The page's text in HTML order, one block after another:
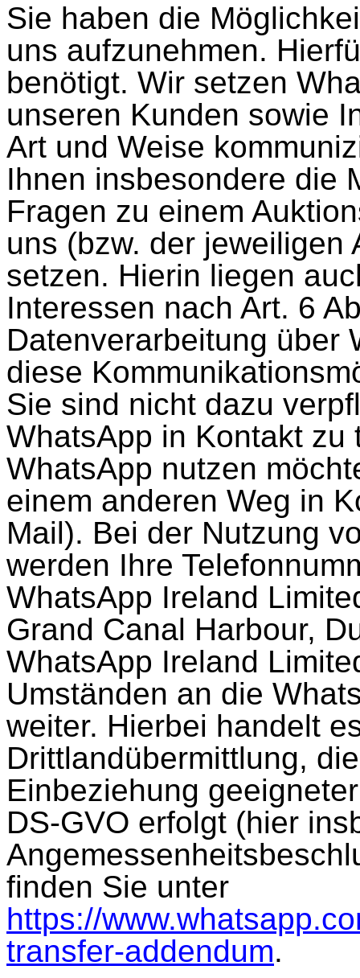
Sie haben die
uns aufzunehmen.
benötigt. Wir setzen
unseren Kunden sowie
Art und Weise
Ihnen insbesondere die
Fragen zu einem
uns (bzw. der jeweiligen
setzen. Hierin liegen
Interessen nach Art. 6
Datenverarbeitung über
diese
Sie sind nicht dazu
WhatsApp in Kontakt zu
WhatsApp nutzen
einem anderen Weg in
Mail). Bei der Nutzung
werden Ihre
WhatsApp Ireland
Grand Canal Harbour,
WhatsApp Ireland
Umständen an die
weiter. Hierbei handelt
Drittlandübermittlung,
Einbeziehung
DS-GVO erfolgt (hier
finden Sie unter
https://
transfer-addendum.